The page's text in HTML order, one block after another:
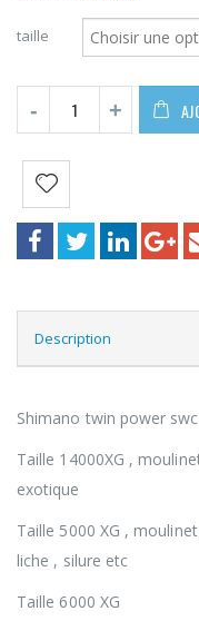
taille
Description
Shimano twin power swc
Taille 14000XG ,
exotique
Taille 5000 XG ,
liche , silure etc
Taille 6000 XG